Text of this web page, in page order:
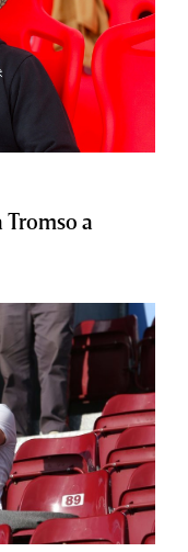
Tromso a